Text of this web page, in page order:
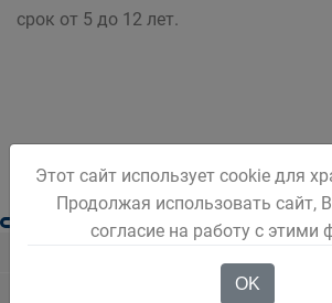
срок от 5 до 12 лет.
Безопасность Беловского городского округа
Этот сайт использует cookie для
Продолжая использовать сайт,
согласие на работу с этими
OK